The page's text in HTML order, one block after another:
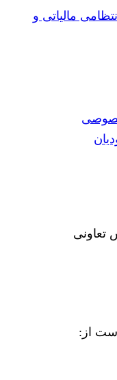
مالیاتی و
تعاونی
از: